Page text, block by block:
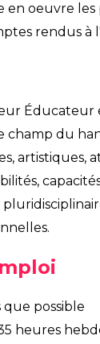
oeuvre les
rendus à
Éducateur
champ du
artistiques,
que possible
heures